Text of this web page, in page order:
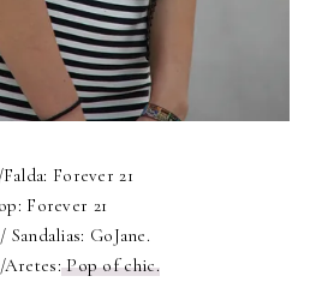
Forever 21
Forever 21
Sandalias: GoJane.
Aretes:Pop of chic.